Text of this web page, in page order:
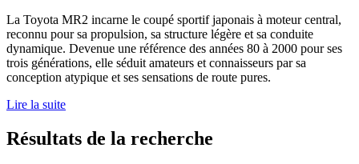
La Toyota MR2 incarne le coupé sportif japonais à moteur central,
reconnu pour sa propulsion, sa structure légère et sa conduite
dynamique. Devenue une référence des années 80 à 2000 pour ses
trois générations, elle séduit amateurs et connaisseurs par sa
conception atypique et ses sensations de route pures.
Lire la suite
Résultats de la recherche